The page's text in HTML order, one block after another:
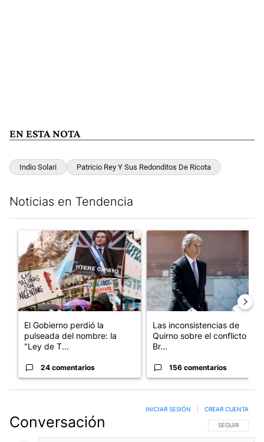
EN ESTA NOTA
Indio Solari Patricio Rey Y Sus Redonditos De Ricota
Noticias en Tendencia
Un artículo de tendencia con el título "El Gobierno perdió la
El Gobierno perdió la
pulseada del nombre: la
"Ley de T...
24 comentarios
Un artículo de tendencia con
Las inconsistencias de
Quirno sobre el conflicto con
Br...
156 comentarios
Conversación SIGA ESTA
SEGUIR
INICIAR SESIÓN CREAR CUENTA